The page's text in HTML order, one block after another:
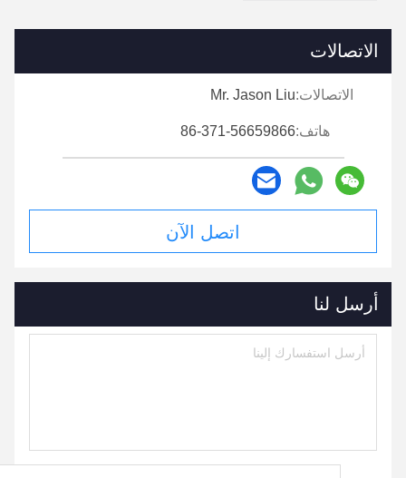
الاتصالات
الاتصالات:Mr. Jason Liu
هاتف:86-371-56659866
اتصل الآن
أرسل لنا